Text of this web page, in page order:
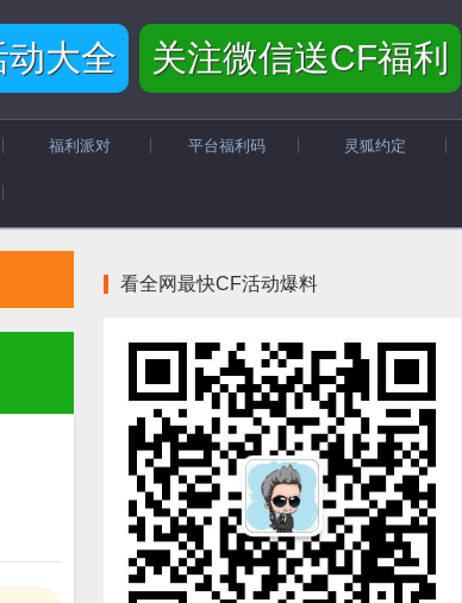
动大全 关注微信送CF福利
福利派对 平台福利码 灵狐约定
看全网最快CF活动爆料